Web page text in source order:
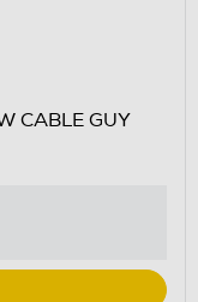
CABLE GUY